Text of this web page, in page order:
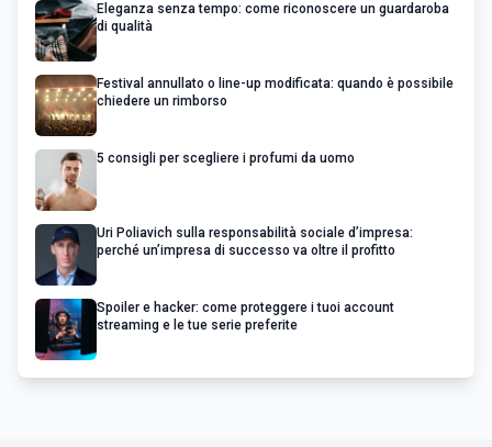
Eleganza senza tempo: come riconoscere un guardaroba
di qualità
Festival annullato o line-up modificata: quando è possibile
chiedere un rimborso
5 consigli per scegliere i profumi da uomo
Uri Poliavich sulla responsabilità sociale d’impresa:
perché un’impresa di successo va oltre il profitto
Spoiler e hacker: come proteggere i tuoi account
streaming e le tue serie preferite